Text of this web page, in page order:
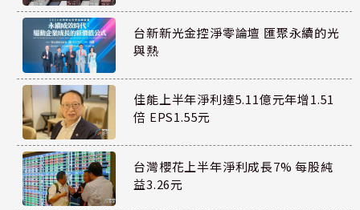
台新新光金控淨零論壇 匯聚永續的光
與熱
佳能上半年淨利達5.11億元年增1.51
倍 EPS1.55元
台灣櫻花上半年淨利成長7% 每股純
益3.26元